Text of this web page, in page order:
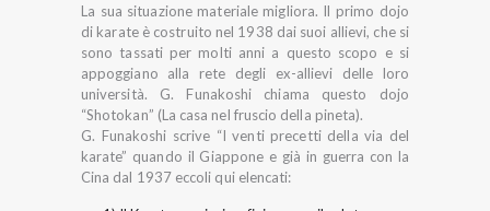
La sua situazione materiale migliora. Il primo dojo
di karate è costruito nel 1938 dai suoi allievi, che si
sono tassati per molti anni a questo scopo e si
appoggiano alla rete degli ex-allievi delle loro
università. G. Funakoshi chiama questo dojo
“Shotokan” (La casa nel fruscio della pineta).
G. Funakoshi scrive “I venti precetti della via del
karate” quando il Giappone e già in guerra con la
Cina dal 1937 eccoli qui elencati: